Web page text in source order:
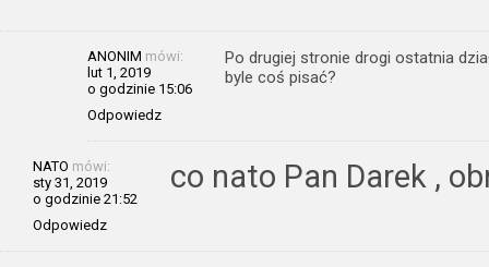
ANONIM mówi:
lut 1, 2019
o godzinie 15:06
Odpowiedz
Po drugiej stronie drogi ostatnia
byle coś pisać?
NATO mówi:
sty 31, 2019
o godzinie 21:52
Odpowiedz
co nato Pan Darek ,